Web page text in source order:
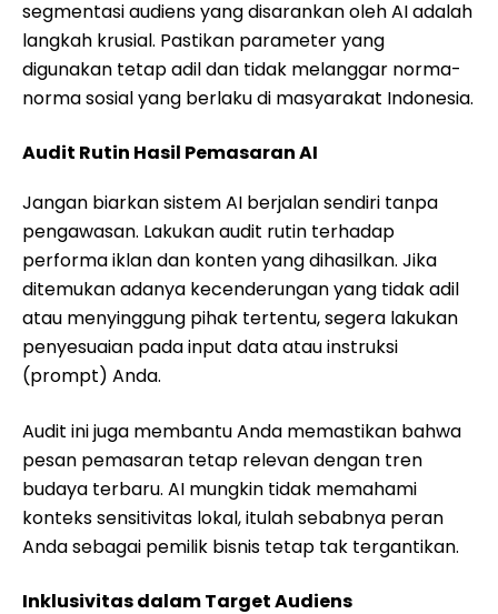
segmentasi audiens yang disarankan oleh AI adalah
langkah krusial. Pastikan parameter yang
digunakan tetap adil dan tidak melanggar norma-
norma sosial yang berlaku di masyarakat Indonesia.
Audit Rutin Hasil Pemasaran AI
Jangan biarkan sistem AI berjalan sendiri tanpa
pengawasan. Lakukan audit rutin terhadap
performa iklan dan konten yang dihasilkan. Jika
ditemukan adanya kecenderungan yang tidak adil
atau menyinggung pihak tertentu, segera lakukan
penyesuaian pada input data atau instruksi
(prompt) Anda.
Audit ini juga membantu Anda memastikan bahwa
pesan pemasaran tetap relevan dengan tren
budaya terbaru. AI mungkin tidak memahami
konteks sensitivitas lokal, itulah sebabnya peran
Anda sebagai pemilik bisnis tetap tak tergantikan.
Inklusivitas dalam Target Audiens